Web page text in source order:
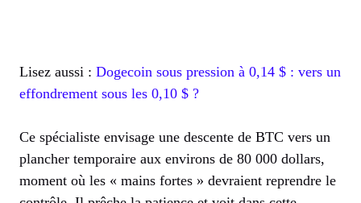
Lisez aussi : Dogecoin sous pression à 0,14 $ : vers un
effondrement sous les 0,10 $ ?
Ce spécialiste envisage une descente de BTC vers un
plancher temporaire aux environs de 80 000 dollars,
moment où les « mains fortes » devraient reprendre le